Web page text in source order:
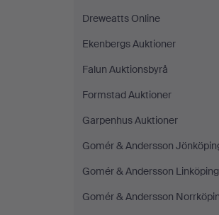
Dreweatts Online
Ekenbergs Auktioner
Falun Auktionsbyrå
Formstad Auktioner
Garpenhus Auktioner
Gomér & Andersson
Gomér & Andersson Linköping
Gomér & Andersson